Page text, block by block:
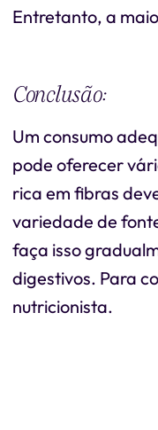
Entretanto, a
Conclusão:
Um consumo
pode oferecer
rica em fibras
variedade de
faça isso
digestivos. Para
nutricionista.